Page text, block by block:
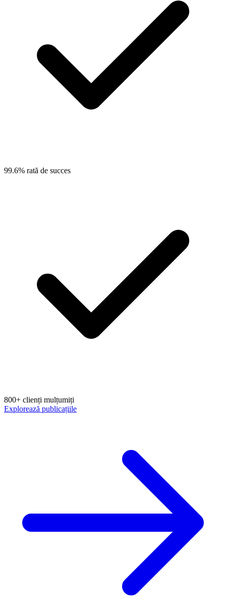
99.6% rată de succes
800+ clienți mulțumiți
Explorează publicațiile